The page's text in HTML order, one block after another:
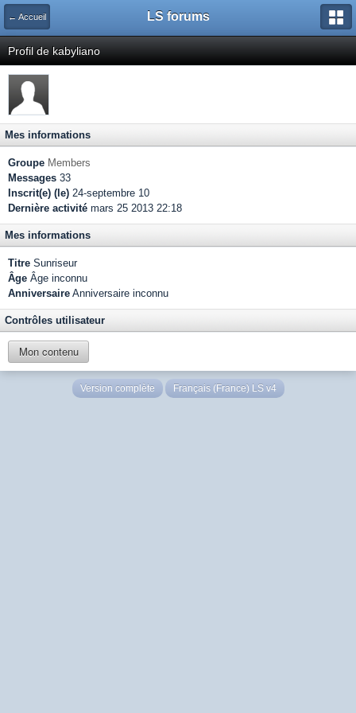
← Accueil LS forums
Profil de kabyliano
Mes informations
Groupe Members
Messages 33
Inscrit(e) (le) 24-septembre 10
Dernière activité mars 25 2013 22:18
Mes informations
Titre Sunriseur
Âge Âge inconnu
Anniversaire Anniversaire inconnu
Contrôles utilisateur
Mon contenu
Version complète Français (France) LS v4